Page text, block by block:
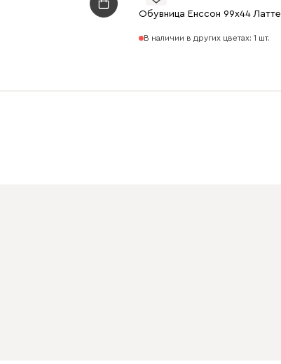
Обувница Енссон 99x44 Латте
В наличии в других цветах: 1 шт.